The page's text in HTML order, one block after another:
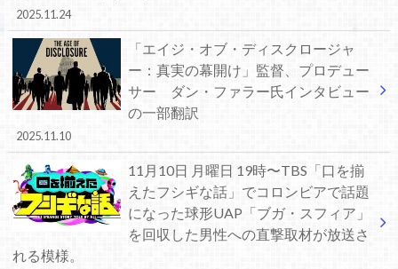
2025.11.24
「エイジ・オブ・ディスクロージャ
ー：真実の幕開け」監督、プロデュー
サー ダン・ファラー氏インタビュー
の一部翻訳
2025.11.10
11月10日 月曜日 19時〜TBS「口を揃
えたフシギな話」でコロンビアで話題
になった球形UAP「ブガ・スフィア」
を回収した男性への直撃取材が放送さ
れる模様。